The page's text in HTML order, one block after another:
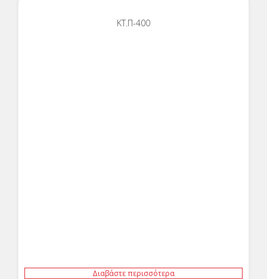
KT.Π-400
Διαβάστε περισσότερα